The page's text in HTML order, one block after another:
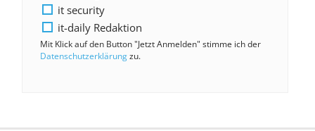
it security
it-daily Redaktion
Mit Klick auf den Button "Jetzt Anmelden" stimme ich der
Datenschutzerklärungzu.